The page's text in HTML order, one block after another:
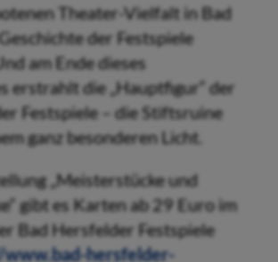
Theater-Vielfalt in Bad
der Festspiele
am Ende dieses
erstrahlt die „Hauptfigur“ der
Festspiele – die Stiftsruine
ganz besonderen Licht.
„Meisterstücke und
gibt es Karten ab 29 Euro im
Bad Hersfelder Festspiele
hersfelder-